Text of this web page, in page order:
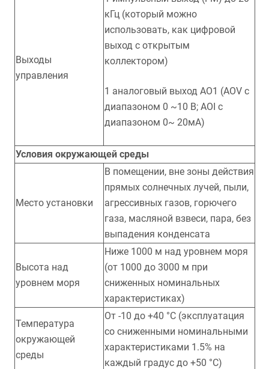
Выходы
управления
кГц (который можно
использовать, как цифровой
выход с открытым
коллектором)
1 аналоговый выход AO1 (AOV с
диапазоном 0 ~10 В; AOI с
диапазоном 0~ 20мА)
Условия окружающей среды
Место установки
В помещении, вне зоны действия
прямых солнечных лучей, пыли,
агрессивных газов, горючего
газа, масляной взвеси, пара, без
выпадения конденсата
Высота над
уровнем моря
Ниже 1000 м над уровнем моря
(от 1000 до 3000 м при
сниженных номинальных
характеристиках)
Температура
окружающей
среды
От -10 до +40 °С (эксплуатация
со сниженными номинальными
характеристиками 1.5% на
каждый градус до +50 °С)